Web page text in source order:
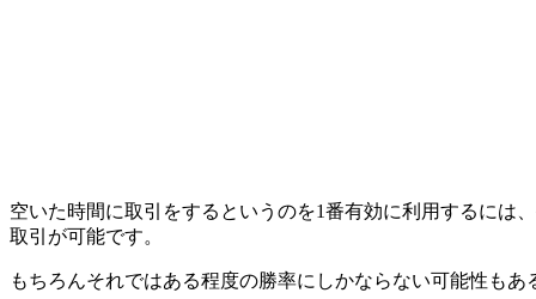
空いた時間に取引をするというのを1番有効に利用するには
取引が可能です。
もちろんそれではある程度の勝率にしかならない可能性も